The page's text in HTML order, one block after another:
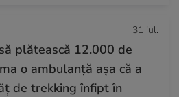
31 iul.
plătească 12.000 de
o ambulanță așa că a
de trekking înfipt în